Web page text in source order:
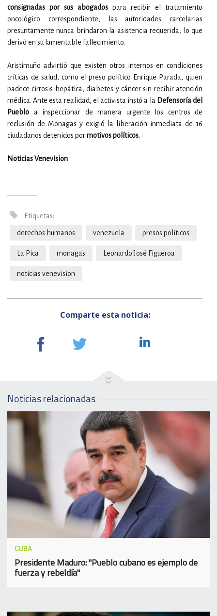
consignadas por sus abogados para recibir el tratamiento
oncológico correspondiente, las autoridades carcelarias
presuntamente nunca brindaron la asistencia requerida, lo que
derivó en su lamentable fallecimiento.
Aristimuño advirtió que existen otros internos en condiciones
críticas de salud, como el preso político Enrique Parada, quien
padece cirrosis hepática, diabetes y cáncer sin recibir atención
médica. Ante esta realidad, el activista instó a la Defensoría del
Pueblo a inspeccionar de manera urgente los centros de
reclusión de Monagas y exigió la liberación inmediata de 16
ciudadanos detenidos pormotivos políticos.
Noticias Venevision
Etiquetas:
derechos humanos venezuela presos politicos
La Pica monagas Leonardo José Figueroa
noticias venevision
Comparte esta noticia:
Noticias relacionadas
CUBA
Presidente Maduro: "Pueblo cubano es ejemplo de
fuerza y rebeldía"